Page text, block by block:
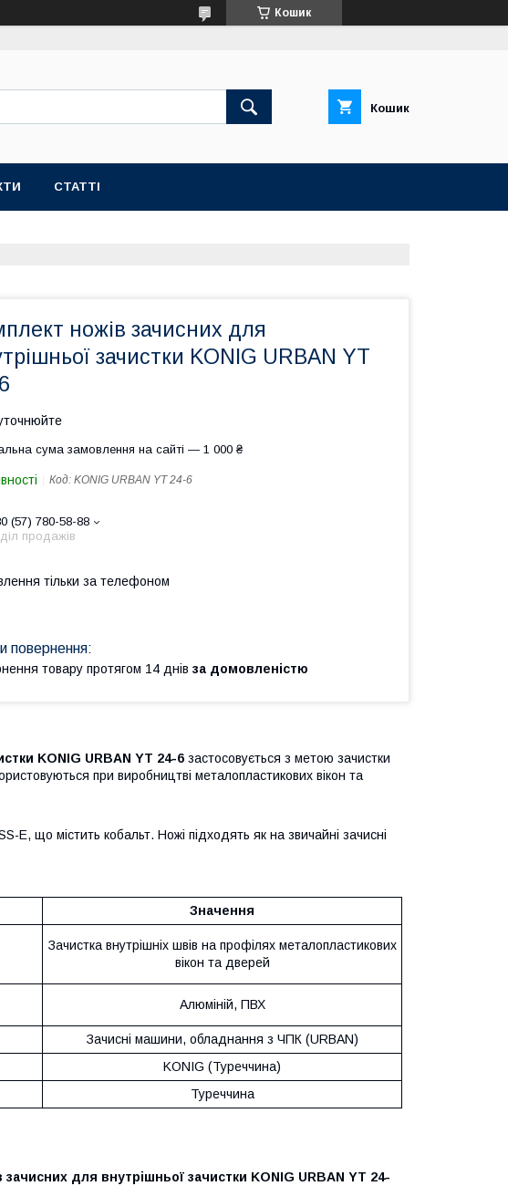
Кошик
Кошик
СТАТТІ
ножів зачисних для
зачистки KONIG URBAN YT
сума замовлення на сайті — 1 000 ₴
Код: KONIG URBAN YT 24-6
(57) 780-58-88
продажів
тільки за телефоном
товару протягом 14 днів за домовленістю
KONIG URBAN YT 24-6 застосовується з метою зачистки
при виробництві металопластикових вікон та
E, що містить кобальт. Ножі підходять як на звичайні зачисні
Значення
Зачистка внутрішніх швів на профілях металопластикових
вікон та дверей
Алюміній, ПВХ
Зачисні машини, обладнання з ЧПК (URBAN)
KONIG (Туреччина)
Туреччина
для внутрішньої зачистки KONIG URBAN YT 24-